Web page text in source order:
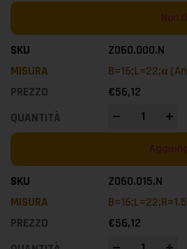
Non
Z060.000.N
B=16;L=22;α
€56,12
Z060.015.N
€56,12